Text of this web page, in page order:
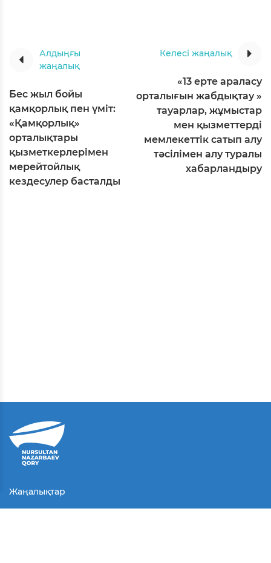
Алдыңғы
жаңалық
Бес жыл бойы
қамқорлық пен үміт:
«Қамқорлық»
орталықтары
қызметкерлерімен
мерейтойлық
кездесулер басталды
Келесі жаңалық
«13 ерте араласу
орталығын жабдықтау »
тауарлар, жұмыстар
мен қызметтерді
мемлекеттік сатып алу
тәсілімен алу туралы
хабарландыру
Жаңалықтар